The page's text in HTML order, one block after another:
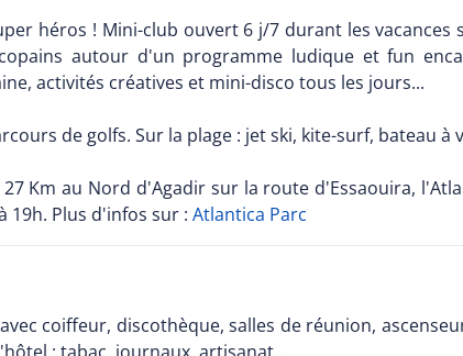
héros ! Mini-club ouvert 6 j/7 durant les vacances
autour d'un programme ludique et fun
activités créatives et mini-disco tous les jours...
de golfs. Sur la plage : jet ski, kite-surf, bateau à
27 Km au Nord d'Agadir sur la route d'Essaouira,
19h. Plus d'infos sur : Atlantica Parc
coiffeur, discothèque, salles de réunion,